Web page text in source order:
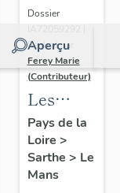
Aperçu
Dossier
Réalisé par
Ferey Marie
(Contributeur)
Les
édifices
de culte
du XXe
Pays de la
Loire >
Sarthe > Le
Mans